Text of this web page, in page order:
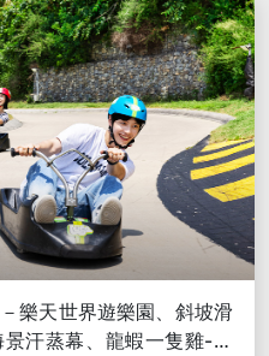
樂天世界遊樂園、斜坡滑
汗蒸幕、龍蝦一隻雞-午